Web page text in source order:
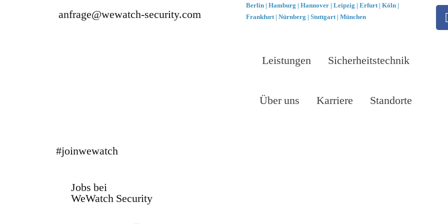
anfrage@wewatch-security.com
Berlin | Hamburg | Hannover | Leipzig | Erfurt | Köln |
Frankfurt | Nürnberg | Stuttgart | München
Leistungen Sicherheitstechnik
Über uns Karriere Standorte
#joinwewatch
Jobs bei
WeWatch Security